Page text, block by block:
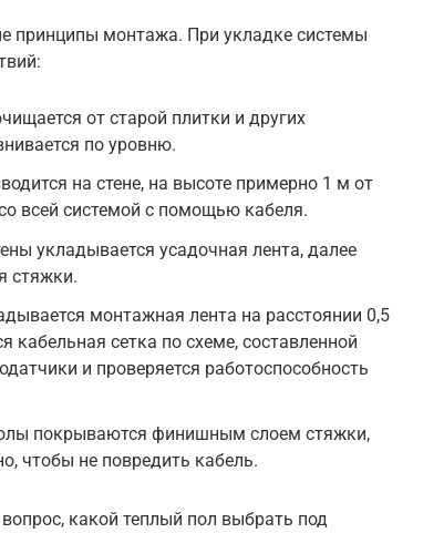
принципы монтажа. При укладке системы
от старой плитки и других
по уровню.
на стене, на высоте примерно 1 м от
всей системой с помощью кабеля.
укладывается усадочная лента, далее
стяжки.
монтажная лента на расстоянии 0,5
сетка по схеме, составленной
и проверяется работоспособность
покрываются финишным слоем стяжки,
чтобы не повредить кабель.
какой теплый пол выбрать под